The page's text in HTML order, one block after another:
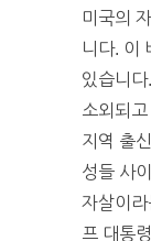
미국의
니다. 이
있습니
소외되
지역 출
성들 사
자살이
프 대통